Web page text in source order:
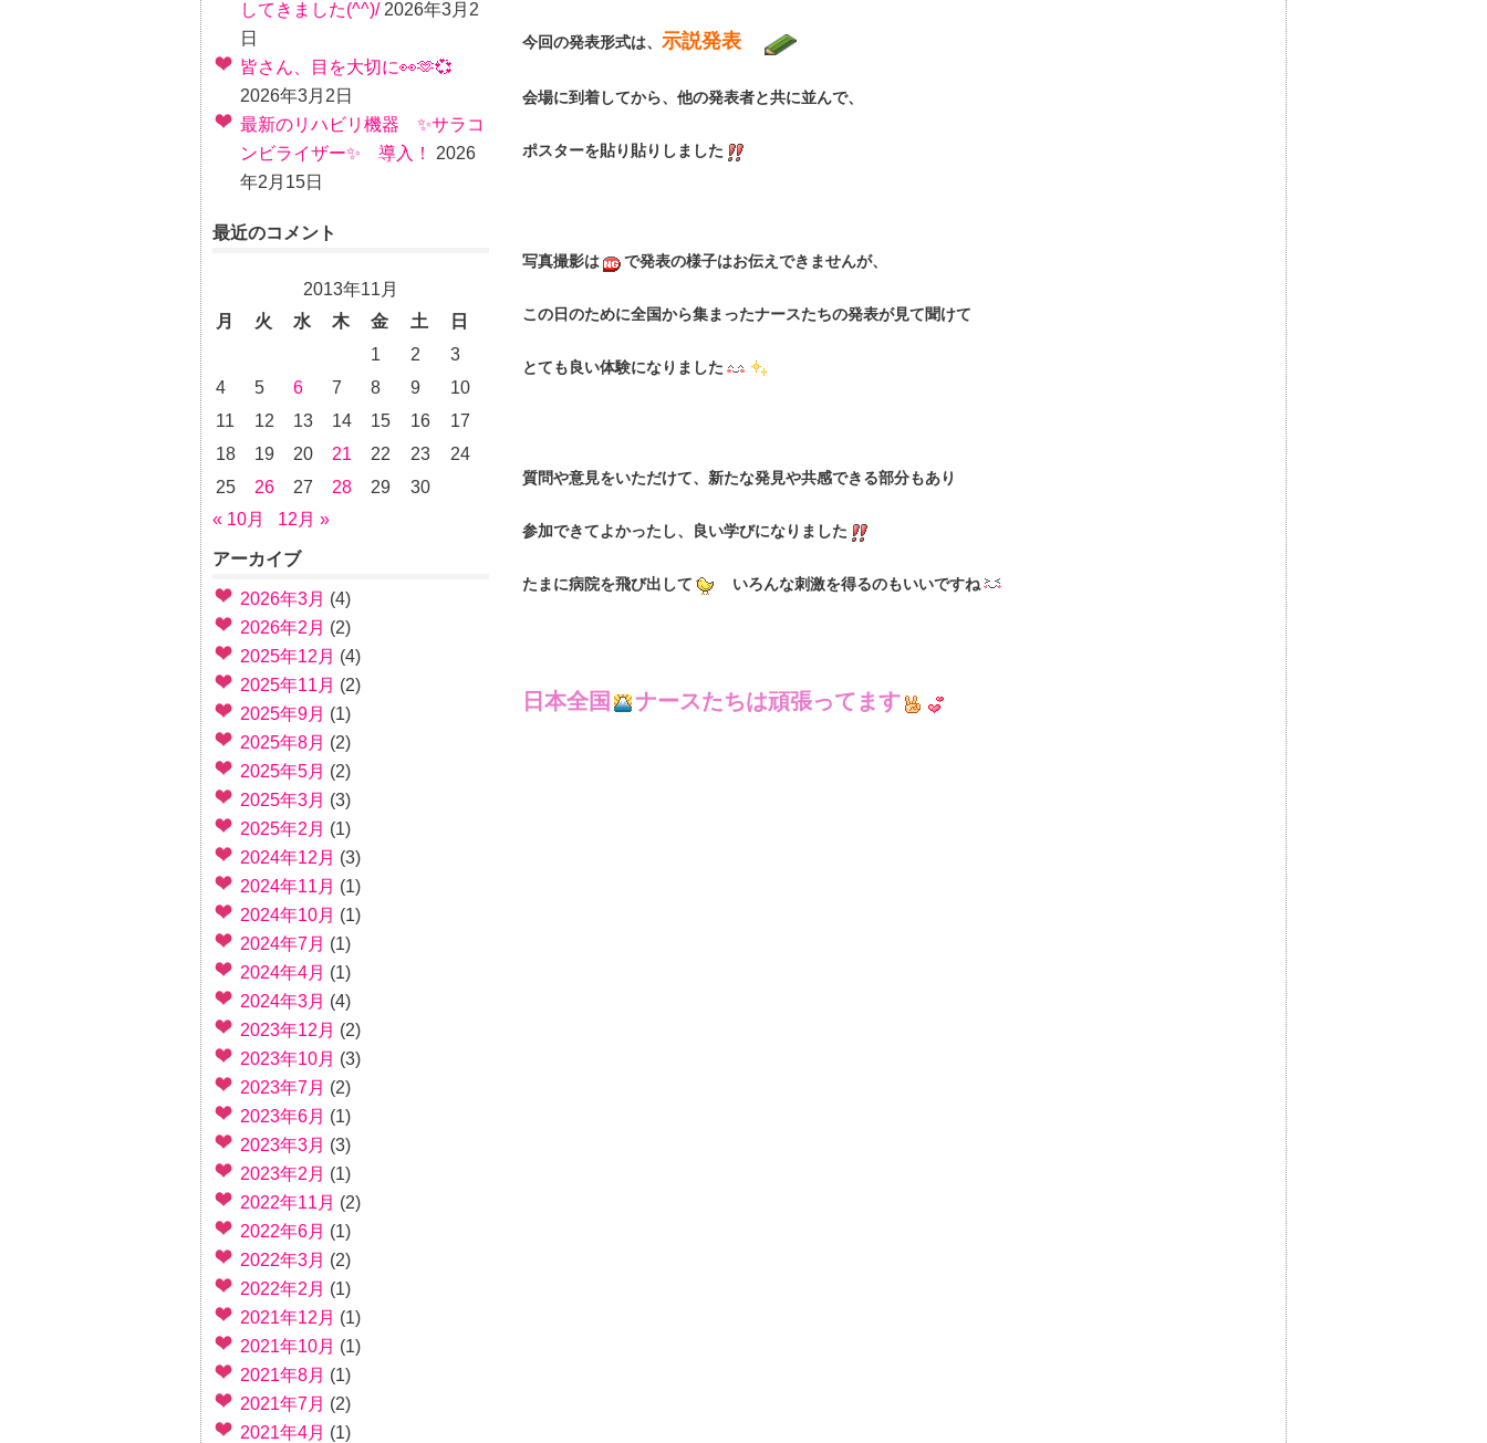
今回の発表形式は、 示説発表
会場に到着してから、他の発表者と共に並んで、
ポスターを貼り貼りしました
写真撮影は で発表の様子はお伝えできませんが、
この日のために全国から集まったナースたちの発表が見て聞けて
とても良い体験になりました
質問や意見をいただけて、新たな発見や共感できる部分もあり
参加できてよかったし、良い学びになりました
たまに病院を飛び出して いろんな刺激を得るのもいいですね
日本全国 ナースたちは頑張ってます
してきました(^^)/ 2026年3月2
日
皆さん、目を大切に👀🫶💞
2026年3月2日
最新のリハビリ機器 ✨サラコ
ンビライザー✨ 導入！
2026
年2月15日
最近のコメント
2013年11月
月
火 水 木 金 土
日
1
2
3
4
5 6 7 8 9
10
11
12 13 14 15 16
17
18
19 20 21 22 23
24
25
26 27 28 29
30
« 10月
12月 »
アーカイブ
2026年3月 (4)
2026年2月 (2)
2025年12月 (4)
2025年11月 (2)
2025年9月 (1)
2025年8月 (2)
2025年5月 (2)
2025年3月 (3)
2025年2月 (1)
2024年12月 (3)
2024年11月 (1)
2024年10月 (1)
2024年7月 (1)
2024年4月 (1)
2024年3月 (4)
2023年12月 (2)
2023年10月 (3)
2023年7月 (2)
2023年6月 (1)
2023年3月 (3)
2023年2月 (1)
2022年11月 (2)
2022年6月 (1)
2022年3月 (2)
2022年2月 (1)
2021年12月 (1)
2021年10月 (1)
2021年8月 (1)
2021年7月 (2)
2021年4月 (1)